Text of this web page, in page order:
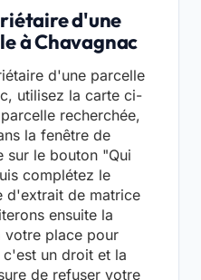
d'une
à Chavagnac
d'une parcelle
utilisez la carte ci-
recherchée,
la fenêtre de
sur le bouton "Qui
complétez le
d'extrait de matrice
ensuite la
votre place pour
un droit et la
de refuser votre